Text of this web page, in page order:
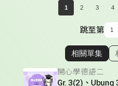
1 2 3 4
跳至第
顯
相關單集
開心學德語二
Gr. 3(2)、Ubung